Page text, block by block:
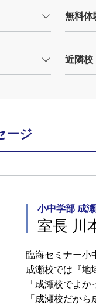
無料体
近隣校
ージ
小中学部 成
室長 川
臨海セミナー
成瀬校では『地
「成瀬校でよか
「成瀬校だから